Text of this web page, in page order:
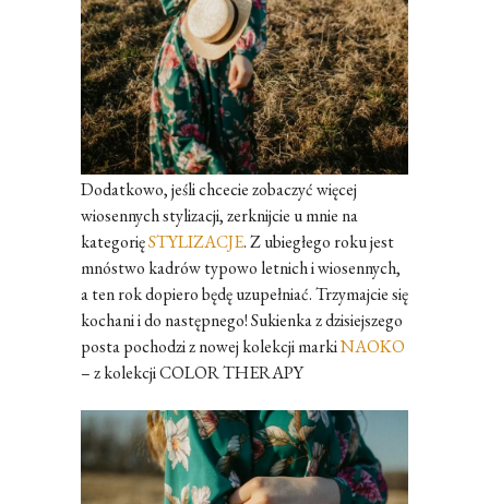
Dodatkowo, jeśli chcecie zobaczyć więcej
wiosennych stylizacji, zerknijcie u mnie na
kategorięSTYLIZACJE. Z ubiegłego roku jest
mnóstwo kadrów typowo letnich i wiosennych,
a ten rok dopiero będę uzupełniać. Trzymajcie się
kochani i do następnego! Sukienka z dzisiejszego
posta pochodzi z nowej kolekcji markiNAOKO
– z kolekcji COLOR THERAPY